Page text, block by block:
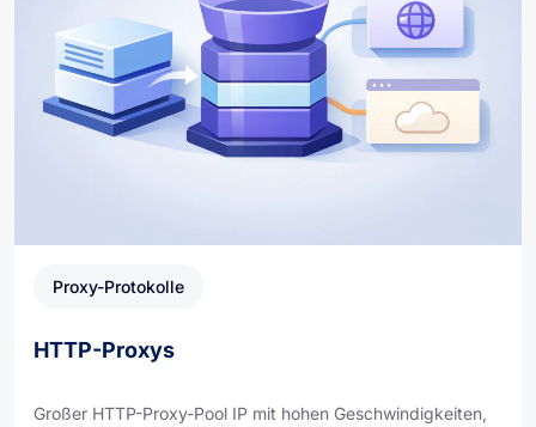
Proxy-Protokolle
HTTP-Proxys
Großer HTTP-Proxy-Pool IP mit hohen Geschwindigkeiten,